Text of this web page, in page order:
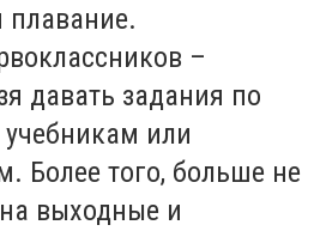
–
давать задания по
или
Более того, больше не
выходные и